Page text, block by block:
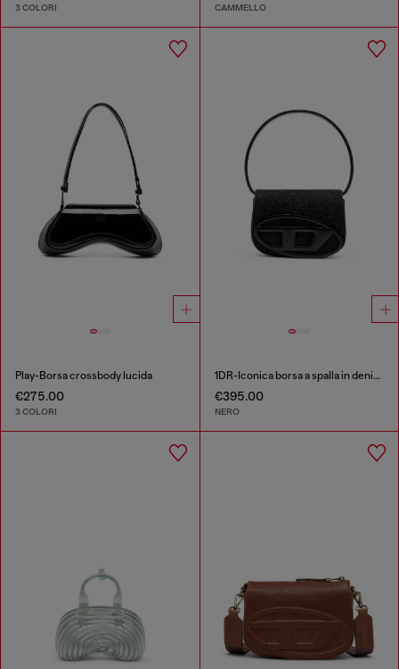
3 COLORI CAMMELLO
Play-Borsa crossbody lucida
€275.00
3 COLORI
1DR-Iconica borsa a spalla in denim lavato
€395.00
NERO